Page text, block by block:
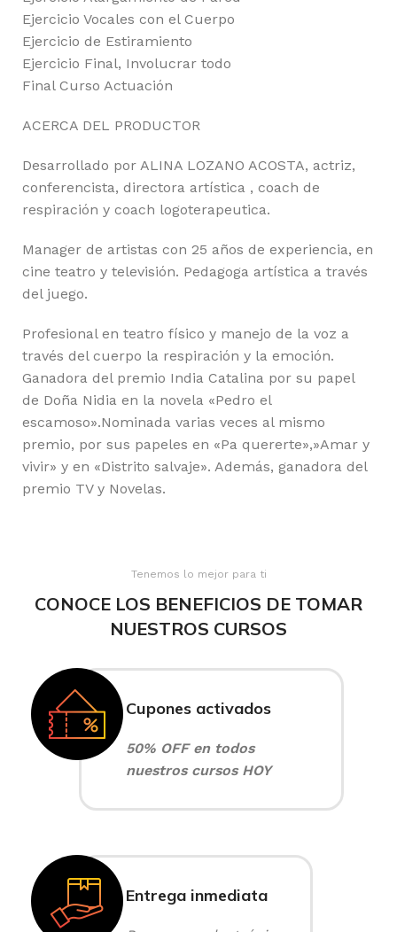
Ejercicio Vocales con el Cuerpo
Ejercicio de Estiramiento
Ejercicio Final, Involucrar todo
Final Curso Actuación
ACERCA DEL PRODUCTOR
Desarrollado por ALINA LOZANO ACOSTA, actriz,
conferencista, directora artística , coach de
respiración y coach logoterapeutica.
Manager de artistas con 25 años de experiencia, en
cine teatro y televisión. Pedagoga artística a través
del juego.
Profesional en teatro físico y manejo de la voz a
través del cuerpo la respiración y la emoción.
Ganadora del premio India Catalina por su papel
de Doña Nidia en la novela «Pedro el
escamoso».Nominada varias veces al mismo
premio, por sus papeles en «Pa quererte»,»Amar y
vivir» y en «Distrito salvaje». Además, ganadora del
premio TV y Novelas.
Tenemos lo mejor para ti
CONOCE LOS BENEFICIOS DE TOMAR
NUESTROS CURSOS
Cupones activados
50% OFF en todos
nuestros cursos HOY
Entrega inmediata